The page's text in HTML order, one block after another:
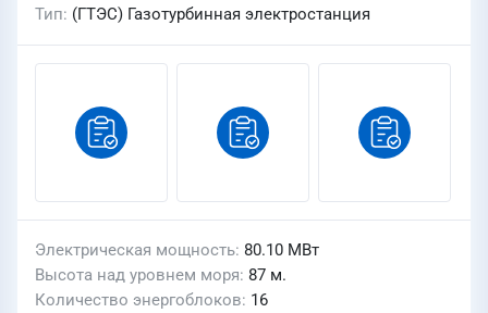
Тип (ГТЭС) Газотурбинная электростанция
Электрическая мощность 80.10 МВт
Высота над уровнем моря 87 м.
Количество энергоблоков 16